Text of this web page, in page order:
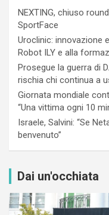
NEXTING, chiuso
SportFace
Uroclinic: innovazione
Robot ILY e alla
Prosegue la guerra di
rischia chi continua a
Giornata mondiale
“Una vittima ogni 10
Israele, Salvini: “Se
benvenuto”
Dai un'occhiata